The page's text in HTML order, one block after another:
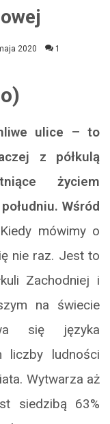
2020 1
ulice – to
z półkulą
życiem
Wśród
Kiedy mówimy o
nie raz. Jest to
Zachodniej i
na świecie
się języka
liczby ludności
Wytwarza aż
siedzibą 63%